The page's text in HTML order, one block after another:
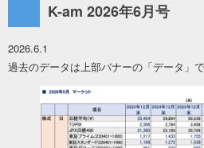
K-am 2026年6月号
2026.6.1
過去のデータは上部バナーの「データ」で